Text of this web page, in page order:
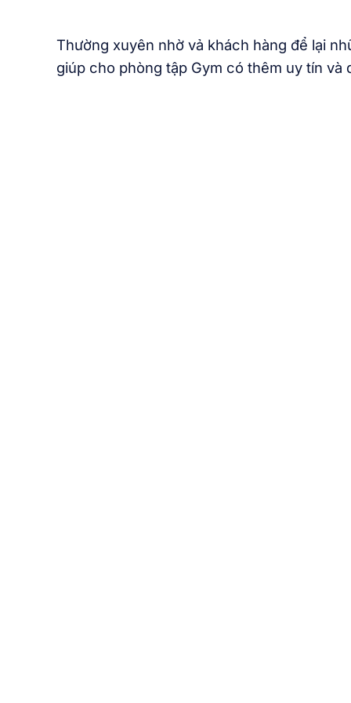
Thường xuyên nhờ vả khách hàng để lại
giúp cho phòng tập Gym có thêm uy tín